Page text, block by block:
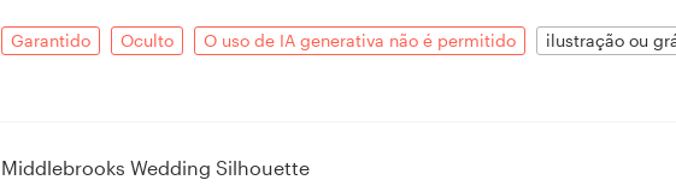
Garantido Oculto O uso de IA generativa não é permitido ilustração ou
Middlebrooks Wedding Silhouette